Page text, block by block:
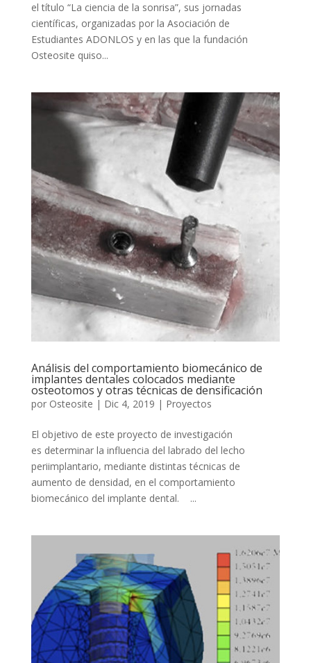
el título “La ciencia de la sonrisa”, sus jornadas
científicas, organizadas por la Asociación de
Estudiantes ADONLOS y en las que la fundación
Osteosite quiso...
Análisis del comportamiento biomecánico de
implantes dentales colocados mediante
osteotomos y otras técnicas de densificación
por Osteosite | Dic 4, 2019 | Proyectos
El objetivo de este proyecto de investigación
es determinar la influencia del labrado del lecho
periimplantario, mediante distintas técnicas de
aumento de densidad, en el comportamiento
biomecánico del implante dental. ...